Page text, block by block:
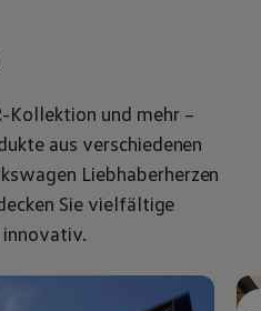
Kollektion und mehr –
aus verschiedenen
Liebhaberherzen
Sie vielfältige
innovativ.